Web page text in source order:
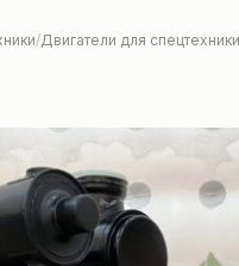
Двигатели для спецтехники